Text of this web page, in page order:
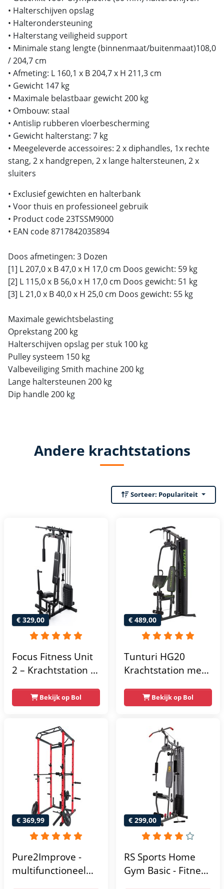
• Halterschijven opslag
• Halterondersteuning
• Halterstang veiligheid support
• Minimale stang lengte (binnenmaat/buitenmaat)108,0
/ 204,7 cm
• Afmeting: L 160,1 x B 204,7 x H 211,3 cm
• Gewicht 147 kg
• Maximale belastbaar gewicht 200 kg
• Ombouw: staal
• Antislip rubberen vloerbescherming
• Gewicht halterstang: 7 kg
• Meegeleverde accessoires: 2 x diphandles, 1x rechte
stang, 2 x handgrepen, 2 x lange haltersteunen, 2 x
sluiters
• Exclusief gewichten en halterbank
• Voor thuis en professioneel gebruik
• Product code 23TSSM9000
• EAN code 8717842035894
Doos afmetingen: 3 Dozen
[1] L 207,0 x B 47,0 x H 17,0 cm Doos gewicht: 59 kg
[2] L 115,0 x B 56,0 x H 17,0 cm Doos gewicht: 51 kg
[3] L 21,0 x B 40,0 x H 25,0 cm Doos gewicht: 55 kg
Maximale gewichtsbelasting
Oprekstang 200 kg
Halterschijven opslag per stuk 100 kg
Pulley systeem 150 kg
Valbeveiliging Smith machine 200 kg
Lange haltersteunen 200 kg
Dip handle 200 kg
Andere krachtstations
Sorteer: Populariteit
€ 329,00
Focus Fitness Unit
2 – Krachtstation –
– Lat Pulley
Bekijk op Bol
€ 489,00
Tunturi HG20
Krachtstation met
Compacte home
gym met lat pulley
krachtstation voor
thuis - Compact en
multifunctioneel -
Incl. gratis fitness
Bekijk op Bol
€ 369,99
Pure2Improve -
multifunctioneel
€ 299,00
RS Sports Home
Gym Basic - Fitness